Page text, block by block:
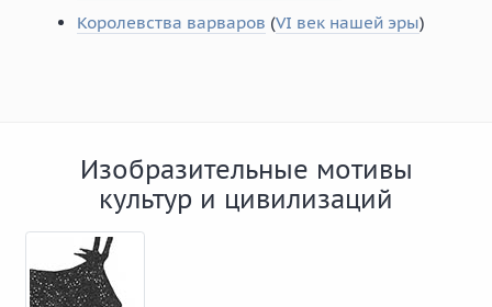
Королевства варваров (VI век нашей эры)
Изобразительные мотивы
культур и цивилизаций